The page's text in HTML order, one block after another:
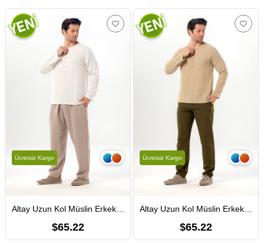
Altay Uzun Kol Müslin Erkek Tişört | Yazlık Erkek Tshirt Kırık Beyaz KrkByz
$65.22
Ücretsiz Kargo
Altay Uzun Kol Müslin Erkek Tişört | Yazlık Erkek Tshirt Vizon Vzn
$65.22
Ücretsiz Kargo